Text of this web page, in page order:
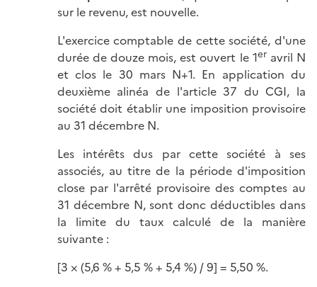
sur le revenu, est nouvelle.
L'exercice comptable de cette société, d'une
durée de douze mois, est ouvert le 1eravril N
et clos le 30 mars N+1. En application du
deuxième alinéa de l'article 37 du CGI, la
société doit établir une imposition provisoire
au 31 décembre N.
Les intérêts dus par cette société à ses
associés, au titre de la période d'imposition
close par l'arrêté provisoire des comptes au
31 décembre N, sont donc déductibles dans
la limite du taux calculé de la manière
suivante :
[3 × (5,6 % + 5,5 % + 5,4 %) / 9] = 5,50 %.